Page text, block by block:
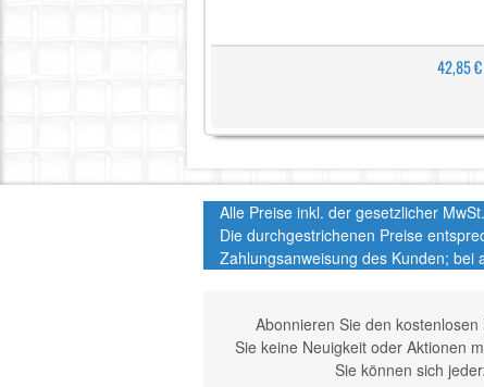
42,85 €
Alle Preise inkl. der gesetzlicher
Die durchgestrichenen Preise
Zahlungsanweisung des Kunden; bei
Abonnieren Sie den
Sie keine Neuigkeit oder Aktionen
Sie können sich